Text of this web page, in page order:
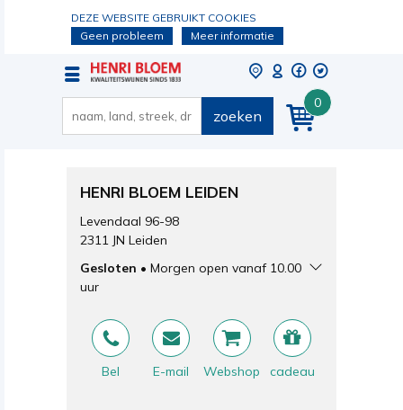
DEZE WEBSITE GEBRUIKT COOKIES
Geen probleem
Meer informatie
0
zoeken
HENRI BLOEM LEIDEN
Levendaal 96-98
2311 JN Leiden
Gesloten
Morgen open vanaf 10.00
uur
Dinsdag
10.00-18.30 uur
Woensdag
10.00-18.30 uur
Donderdag
10.00-20.00 uur
Bel E-mail Webshop cadeau